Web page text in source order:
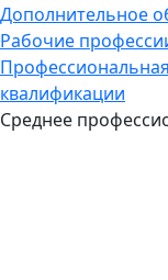
Дополнительное
Рабочие
квалификации
Среднее